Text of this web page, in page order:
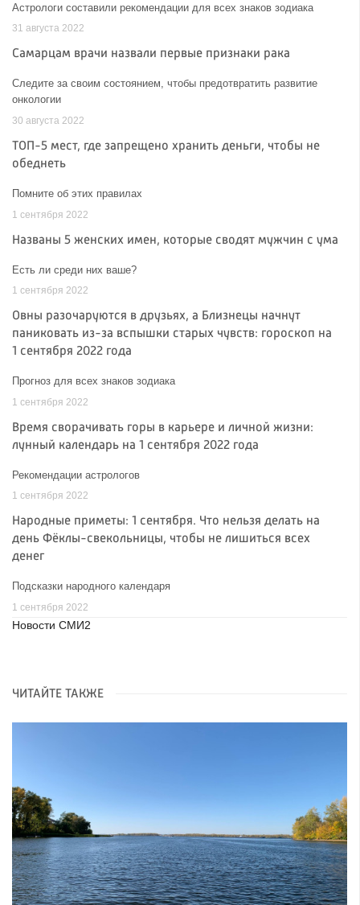
Астрологи составили рекомендации для всех знаков зодиака
31 августа 2022
Самарцам врачи назвали первые признаки рака
Следите за своим состоянием, чтобы предотвратить развитие
онкологии
30 августа 2022
ТОП-5 мест, где запрещено хранить деньги, чтобы не
обеднеть
Помните об этих правилах
1 сентября 2022
Названы 5 женских имен, которые сводят мужчин с ума
Есть ли среди них ваше?
1 сентября 2022
Овны разочаруются в друзьях, а Близнецы начнут
паниковать из-за вспышки старых чувств: гороскоп на
1 сентября 2022 года
Прогноз для всех знаков зодиака
1 сентября 2022
Время сворачивать горы в карьере и личной жизни:
лунный календарь на 1 сентября 2022 года
Рекомендации астрологов
1 сентября 2022
Народные приметы: 1 сентября. Что нельзя делать на
день Фёклы-свекольницы, чтобы не лишиться всех
денег
Подсказки народного календаря
1 сентября 2022
Новости СМИ2
ЧИТАЙТЕ ТАКЖЕ